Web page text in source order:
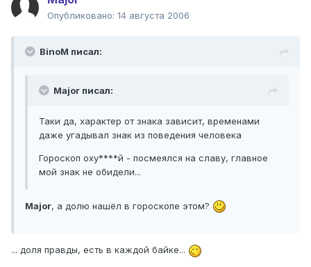
Опубликовано: 14 августа 2006
BinoM писал:
Major писал:
Таки да, характер от знака зависит, временами
даже угадывал знак из поведения человека
Гороскоп оху****й - посмеялся на славу, главное
мой знак не обидели...
Major, а долю нашёл в гороскопе этом?
... доля правды, есть в каждой байке...